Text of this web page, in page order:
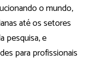
o mundo,
até os setores
pesquisa, e
para profissionais